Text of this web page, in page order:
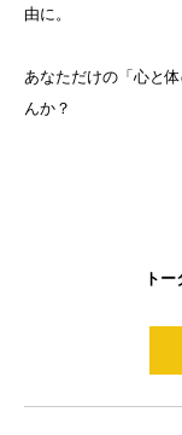
由に。
あなただけの「心と
んか？
ト